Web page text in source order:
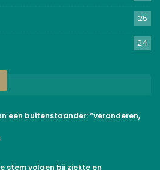
25
24
een buitenstaander: “veranderen,
stem volgen bij ziekte en